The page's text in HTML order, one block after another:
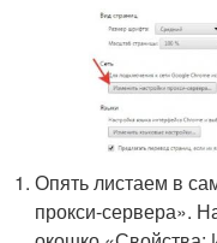
Опять листаем в
прокси-сервера».